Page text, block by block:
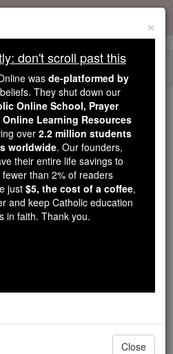
scroll past this
Dear readers, Catholic Online
wasde-platformed by Shopify
for our pro-life beliefs. They
shut down ourCatholic
Prayer Candles, and
founders, now in their 70's,
free for all. Stand with us
×
don't scroll past this
was de-platformed by
They shut down our
Online School, Prayer
Learning Resources
over 2.2 million students
worldwide. Our founders,
their entire life savings to
than 2% of readers
just $5, the cost of a coffee,
and keep Catholic education
in faith. Thank you.
Close